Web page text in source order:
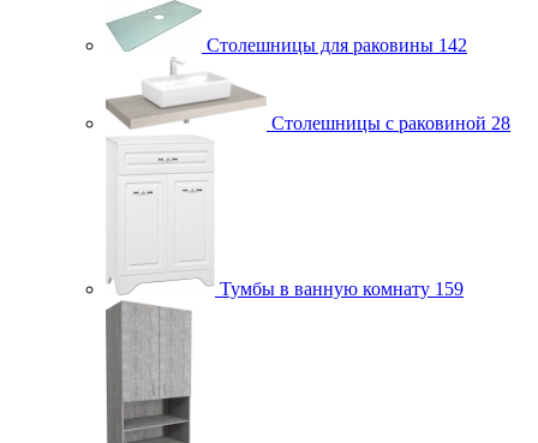
Столешницы для раковины 142
Столешницы с раковиной 28
Тумбы в ванную комнату 159